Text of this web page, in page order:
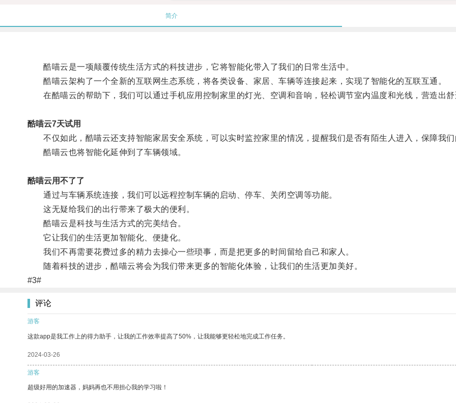
简介
酷喵云是一项颠覆传统生活方式的科技进步，它将智能化带入了我们的日常生活中。
酷喵云架构了一个全新的互联网生态系统，将各类设备、家居、车辆等连接起来，实现了智能化的互联互通。
在酷喵云的帮助下，我们可以通过手机应用控制家里的灯光、空调和音响，轻松调节室内温度和光线，营造出
酷喵云7天试用
不仅如此，酷喵云还支持智能家居安全系统，可以实时监控家里的情况，提醒我们是否有陌生人进入，保障我
酷喵云也将智能化延伸到了车辆领域。
酷喵云用不了了
通过与车辆系统连接，我们可以远程控制车辆的启动、停车、关闭空调等功能。
这无疑给我们的出行带来了极大的便利。
酷喵云是科技与生活方式的完美结合。
它让我们的生活更加智能化、便捷化。
我们不再需要花费过多的精力去操心一些琐事，而是把更多的时间留给自己和家人。
随着科技的进步，酷喵云将会为我们带来更多的智能化体验，让我们的生活更加美好。
#3#
评论
游客
这款app是我工作上的得力助手，让我的工作效率提高了50%，让我能够更轻松地完成工作任务。
2024-03-26
游客
超级好用的加速器，妈妈再也不用担心我的学习啦！